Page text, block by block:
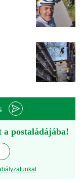
a postaládájába!